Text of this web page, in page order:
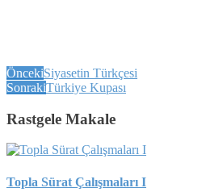
ÖncekiSiyasetin Türkçesi
SonrakiTürkiye Kupası
Rastgele Makale
Topla Sürat Çalışmaları I